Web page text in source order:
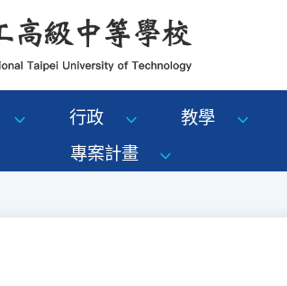
行政 教學
專案計畫